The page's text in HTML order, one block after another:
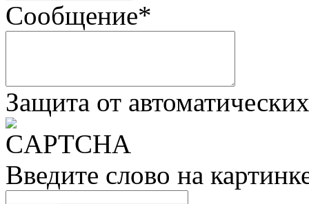
Сообщение*
Защита от
Введите слово на